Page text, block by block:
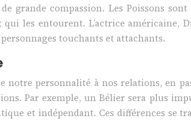
grande compassion. Les Poissons
les entourent. L’actrice américaine,
touchants et attachants.
notre personnalité à nos relations, en
Par exemple, un Bélier sera plus
et indépendant. Ces différences se